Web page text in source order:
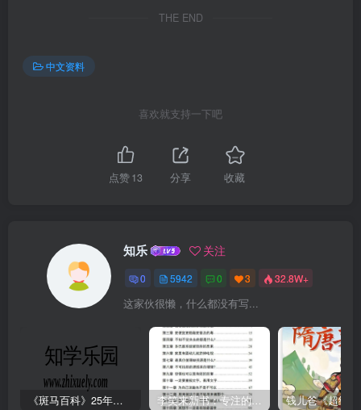
THE END
中文资料
喜欢就支持一下吧
点赞13 分享 收藏
知乐 关注
0 5942 0 3 32.8W+
这家伙很懒，什么都没有写...
《斑马百科》25年最新30科全套高清视频 李笑来新书：专注的真相 [PDF]